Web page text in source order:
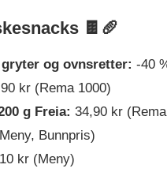
🍫🥖
og ovnsretter: -40
kr (Rema 1000)
g Freia: 34,90 kr
Bunnpris)
10 kr (Meny)